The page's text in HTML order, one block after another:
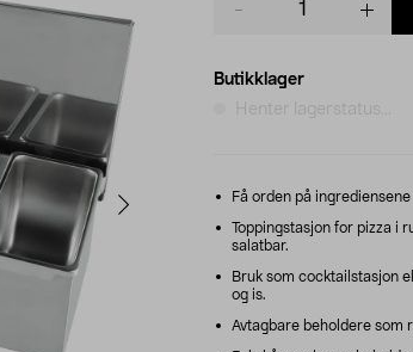
Butikklager
Henter lagerstatus...
Få orden på
Toppingstasjon for pizza i
salatbar.
Bruk som cocktailstasjon
og is.
Avtagbare beholdere som